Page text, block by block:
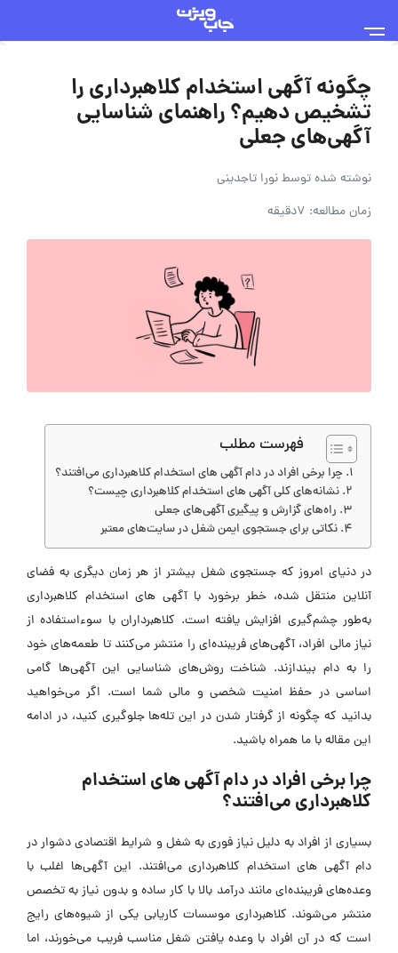
چگونه آگهی استخدام کلاهبرداری را
تشخیص دهیم؟ راهنمای شناسایی
آگهی‌های جعلی
نوشته شده توسطنورا تاجدینی
زمان مطالعه: 7دقیقه
فهرست مطلب
چرا برخی افراد در دام آگهی ‌های استخدام کلاهبرداری می‌افتند؟
نشانه‌های کلی آگهی ‌های استخدام کلاهبرداری چیست؟
راه‌های گزارش و پیگیری آگهی‌های جعلی
نکاتی برای جستجوی ایمن شغل در سایت‌های معتبر
در دنیای امروز که جستجوی شغل بیشتر از هر زمان دیگری به فضای
آنلاین منتقل شده، خطر برخورد با آگهی ‌های استخدام کلاهبرداری
به‌طور چشم‌گیری افزایش یافته است. کلاهبرداران با سوءاستفاده از
نیاز مالی افراد، آگهی‌های فریبنده‌ای را منتشر می‌کنند تا طعمه‌های خود
را به دام بیندازند. شناخت روش‌های شناسایی این آگهی‌ها گامی
اساسی در حفظ امنیت شخصی و مالی شما است. اگر می‌خواهید
بدانید که چگونه از گرفتار شدن در این تله‌ها جلوگیری کنید، در ادامه
این مقاله با ما همراه باشید.
چرا برخی افراد در دام آگهی ‌های استخدام
کلاهبرداری می‌افتند؟
بسیاری از افراد به دلیل نیاز فوری به شغل و شرایط اقتصادی دشوار در
دام آگهی ‌های استخدام کلاهبرداری می‌افتند. این آگهی‌ها اغلب با
وعده‌های فریبنده‌ای مانند درآمد بالا با کار ساده و بدون نیاز به تخصص
منتشر می‌شوند. کلاهبرداری موسسات کاریابی یکی از شیوه‌های رایج
است که در آن افراد با وعده یافتن شغل مناسب فریب می‌خورند، اما